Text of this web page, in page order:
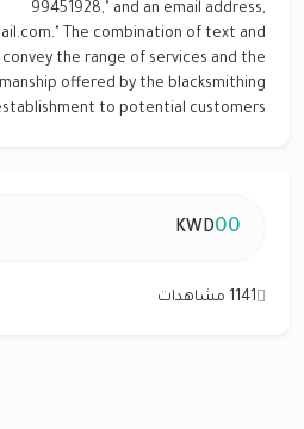
99451928," and an email address,
The combination of text and
the range of services and the
offered by the blacksmithing
to potential customers.
00
KWD
1141 مشاهدات